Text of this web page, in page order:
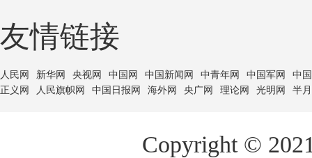
友情链接
人民网 新华网 央视网 中国网 中国新闻网 中青年网 中国军网
中
正义网
人民旗帜网 中国日报网 海外网 央广网 理论网 光明网 半
Copyright ©